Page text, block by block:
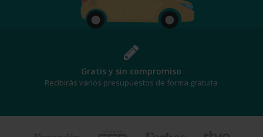
Gratis y sin compromiso
Recibirás varios presupuestos de forma gratuita